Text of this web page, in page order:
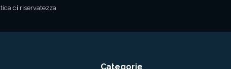
di riservatezza
Categorie